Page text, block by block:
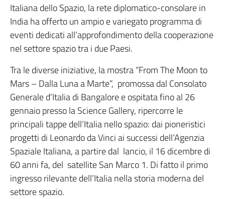
Italiana dello Spazio, la rete diplomatico-consolare in
India ha offerto un ampio e variegato programma di
eventi dedicati all’approfondimento della cooperazione
nel settore spazio tra i due Paesi.
Tra le diverse iniziative, la mostra “From The Moon to
Mars – Dalla Luna a Marte”, promossa dal Consolato
Generale d’Italia di Bangalore e ospitata fino al 26
gennaio presso la Science Gallery, ripercorre le
principali tappe dell’Italia nello spazio: dai pioneristici
progetti di Leonardo da Vinci ai successi dell’Agenzia
Spaziale Italiana, a partire dal lancio, il 16 dicembre di
60 anni fa, del satellite San Marco 1. Di fatto il primo
ingresso rilevante dell’Italia nella storia moderna del
settore spazio.